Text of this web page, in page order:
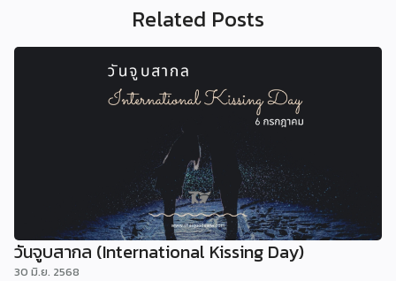
Related Posts
วันจูบสากล (International Kissing Day)
30 มิ.ย. 2568